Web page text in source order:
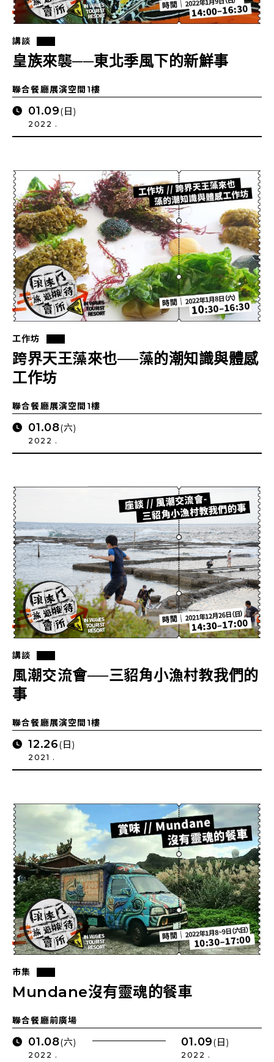
講談
皇族來襲──東北季風下的新鮮事
聯合餐廳展演空間1樓
01.09(日)
2022 .
工作坊
跨界天王藻來也──藻的潮知識與體感
工作坊
聯合餐廳展演空間1樓
01.08(六)
2022 .
講談
風潮交流會──三貂角小漁村教我們的
事
聯合餐廳展演空間1樓
12.26(日)
2021 .
市集
Mundane沒有靈魂的餐車
聯合餐廳前廣場
01.08(六)
2022 .
01.09(日)
2022 .